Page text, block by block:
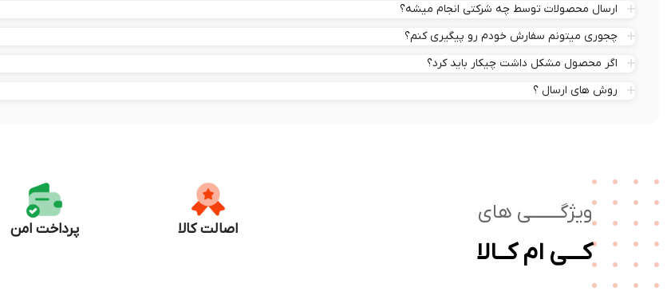
ارسال محصولات توسط چه شرکتی انجام میشه؟
چجوری میتونم سفارش خودم رو پیگیری کنم؟
اگر محصول مشکل داشت چیکار باید کرد؟
روش های ارسال ؟
ویژگـــــــی های
کـــی ام کــالا
اصالت کالا پرداخت امن